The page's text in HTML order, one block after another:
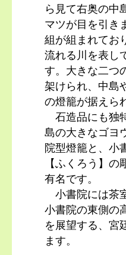
ら見て右奥の中
マツが目を引き
組が組まれてお
流れる川を表し
す。大きな二つ
架けられ、中島
の燈籠が据えら
石造品にも独
島の大きなゴヨ
院型燈籠と、小
【ふくろう】
有名です。
小書院には茶
小書院の東側の
を展望する、宮
ます。